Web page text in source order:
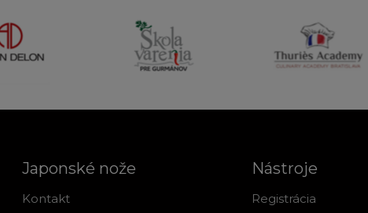
Japonské nože
Kontakt
Nástroje
Registrácia